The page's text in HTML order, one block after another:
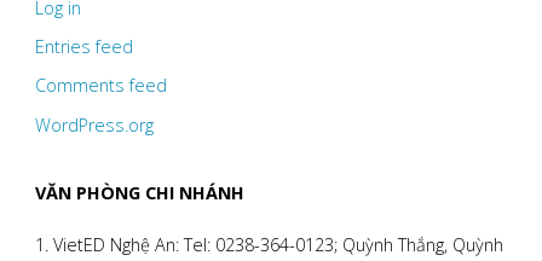
Log in
Entries feed
Comments feed
WordPress.org
VĂN PHÒNG CHI NHÁNH
1. VietED Nghệ An: Tel: 0238-364-0123; Quỳnh Thắng, Quỳnh